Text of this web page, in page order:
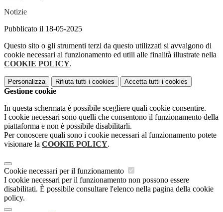
Notizie
Pubblicato il 18-05-2025
Questo sito o gli strumenti terzi da questo utilizzati si avvalgono di
cookie necessari al funzionamento ed utili alle finalità illustrate nella
COOKIE POLICY.
Personalizza Rifiuta tutti i cookies Accetta tutti i cookies
Gestione cookie
In questa schermata è possibile scegliere quali cookie consentire.
I cookie necessari sono quelli che consentono il funzionamento della
piattaforma e non è possibile disabilitarli.
Per conoscere quali sono i cookie necessari al funzionamento potete
visionare la COOKIE POLICY.
Cookie necessari per il funzionamento
I cookie necessari per il funzionamento non possono essere
disabilitati. È possibile consultare l'elenco nella pagina della cookie
policy.